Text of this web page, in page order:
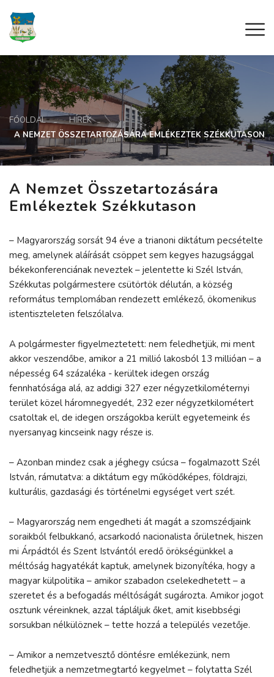
FŐOLDAL
HÍREK
A NEMZET ÖSSZETARTOZÁSÁRA EMLÉKEZTEK SZÉKKUTASON
A Nemzet Összetartozására
Emlékeztek Székkutason
– Magyarország sorsát 94 éve a trianoni diktátum pecsételte
meg, amelynek aláírását csöppet sem kegyes hazugsággal
békekonferenciának neveztek – jelentette ki Szél István,
Székkutas polgármestere csütörtök délután, a község
református templomában rendezett emlékező, ökomenikus
istentiszteleten felszólalva.
A polgármester figyelmeztetett: nem feledhetjük, mi ment
akkor veszendőbe, amikor a 21 millió lakosból 13 millióan – a
népesség 64 százaléka - kerültek idegen ország
fennhatósága alá, az addigi 327 ezer négyzetkilométernyi
terület közel háromnegyedét, 232 ezer négyzetkilométert
csatoltak el, de idegen országokba került egyetemeink és
nyersanyag kincseink nagy része is.
– Azonban mindez csak a jéghegy csúcsa – fogalmazott Szél
István, rámutatva: a diktátum egy működőképes, földrajzi,
kulturális, gazdasági és történelmi egységet vert szét.
– Magyarország nem engedheti át magát a szomszédjaink
soraikból felbukkanó, acsarkodó nacionalista őrületnek, hiszen
mi Árpádtól és Szent Istvántól eredő örökségünkkel a
méltóság hagyatékát kaptuk, amelynek bizonyítéka, hogy a
magyar külpolitika – amikor szabadon cselekedhetett – a
szeretet és a befogadás méltóságát sugározta. Amikor jogot
osztunk véreinknek, azzal tápláljuk őket, amit kisebbségi
sorsukban nélkülöznek – tette hozzá a település vezetője.
– Amikor a nemzetvesztő döntésre emlékezünk, nem
feledhetjük a nemzetmegtartó kegyelmet – folytatta Szél